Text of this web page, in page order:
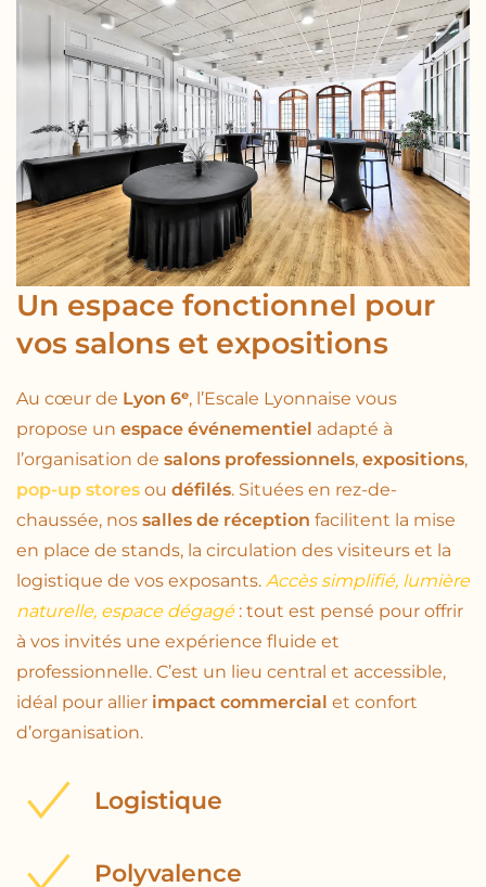
Un espace fonctionnel pour
vos salons et expositions
Au cœur de Lyon 6ᵉ, l’Escale Lyonnaise vous
propose un espace événementiel adapté à
l’organisation de salons professionnels, expositions,
pop-up stores ou défilés. Situées en rez-de-
chaussée, nos salles de réception facilitent la mise
en place de stands, la circulation des visiteurs et la
logistique de vos exposants. Accès simplifié, lumière
naturelle, espace dégagé: tout est pensé pour offrir
à vos invités une expérience fluide et
professionnelle. C’est un lieu central et accessible,
idéal pour allier impact commercial et confort
d’organisation.
Logistique
Polyvalence